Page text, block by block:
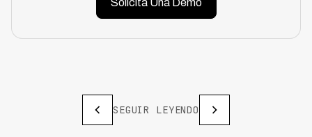
Solicita Una Demo
SEGUIR LEYENDO